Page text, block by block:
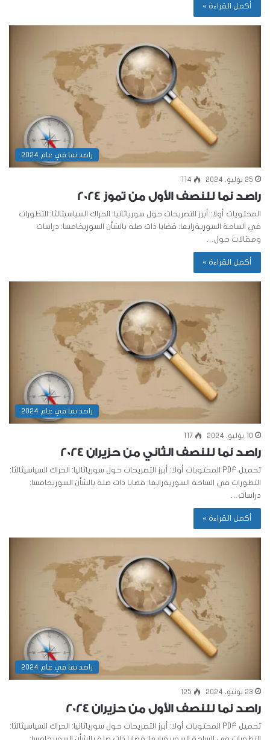
أكمل القراءة »
راصد نما في عام 2024
25 يوليو، 2024 114
راصد نما للنصف الأول من تموز 2024
المحتويات أولا: أبرز التصريحات حول سورياثانيا: الحراك السياسيثالثا: التطورات
في الساحة السوريةرابعا: قضايا ذات صلة بالشأن السوريخامسا: دراسات
ومقالات حول…
أكمل القراءة »
راصد نما في عام 2024
10 يوليو، 2024 117
راصد نما للنصف الثاني من حزيران 2024
تحميل PDF المحتويات أولا: أبرز التصريحات حول سورياثانيا: الحراك السياسيثالثا:
التطورات في الساحة السوريةرابعا: قضايا ذات صلة بالشأن السوريخامسا:
دراسات…
أكمل القراءة »
راصد نما في عام 2024
23 يونيو، 2024 125
راصد نما للنصف الأول من حزيران 2024
تحميل PDF المحتويات أولا: أبرز التصريحات حول سورياثانيا: الحراك السياسيثالثا: